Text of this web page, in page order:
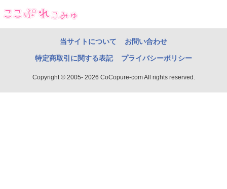
当サイトについて お問い合わせ
特定商取引に関する表記 プライバシーポリシー
Copyright © 2005- 2026 CoCopure-com All rights reserved.